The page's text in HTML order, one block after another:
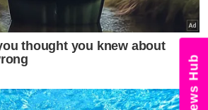
News Hub